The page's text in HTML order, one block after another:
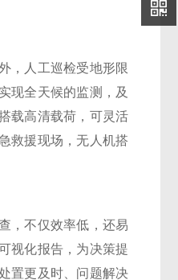
，人工巡检受地形限
现全天候的监测，及
载高清载荷，可灵活
救援现场，无人机搭
，不仅效率低，还易
视化报告，为决策提
置更及时、问题解决